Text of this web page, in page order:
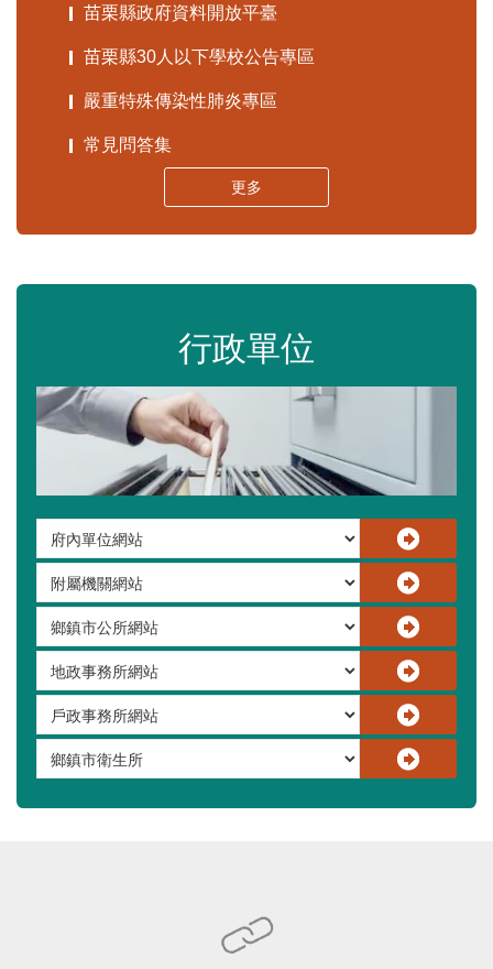
苗栗縣政府資料開放平臺
苗栗縣30人以下學校公告專區
嚴重特殊傳染性肺炎專區
常見問答集
更多
行政單位